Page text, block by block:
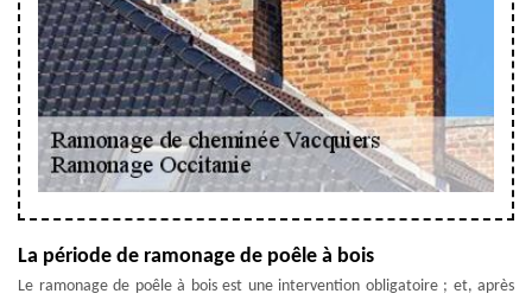
La période de ramonage de poêle à bois
Le ramonage de poêle à bois est une intervention obligatoire ; et, après